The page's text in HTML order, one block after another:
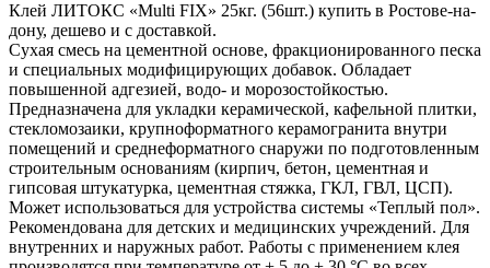
Клей ЛИТОКС «Multi FIX» 25кг. (56шт.) купить в Ростове-на-
дону, дешево и с доставкой.
Сухая смесь на цементной основе, фракционированного песка
и специальных модифицирующих добавок. Обладает
повышенной адгезией, водо- и морозостойкостью.
Предназначена для укладки керамической, кафельной плитки,
стекломозаики, крупноформатного керамогранита внутри
помещений и среднеформатного снаружи по подготовленным
строительным основаниям (кирпич, бетон, цементная и
гипсовая штукатурка, цементная стяжка, ГКЛ, ГВЛ, ЦСП).
Может использоваться для устройства системы «Теплый пол».
Рекомендована для детских и медицинских учреждений. Для
внутренних и наружных работ. Работы с применением клея